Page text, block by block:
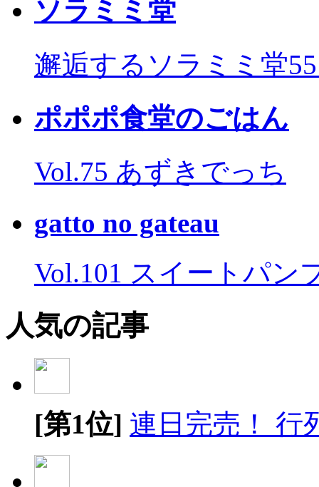
ソラミミ堂
邂逅するソラミミ堂
ポポポ食堂のごはん
Vol.75 あずきでっち
gatto no gateau
Vol.101 スイートパン
人気の記事
[第1位] 連日完売！ 行